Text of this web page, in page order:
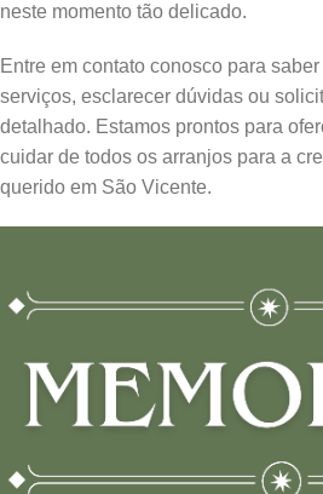
neste momento tão delicado.
Entre em contato conosco para
serviços, esclarecer dúvidas ou
detalhado. Estamos prontos para
cuidar de todos os arranjos para a
querido em São Vicente.